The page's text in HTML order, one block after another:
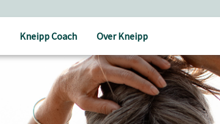
Kneipp Coach Over Kneipp